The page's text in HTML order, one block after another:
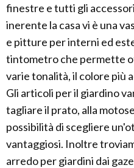
finestre e tutti gli
inerente la casa vi è una
e pitture per interni ed
tintometro che permette
varie tonalità, il colore più
Gli articoli per il giardino
tagliare il prato, alla
possibilità di scegliere
vantaggiosi. Inoltre
arredo per giardini dai